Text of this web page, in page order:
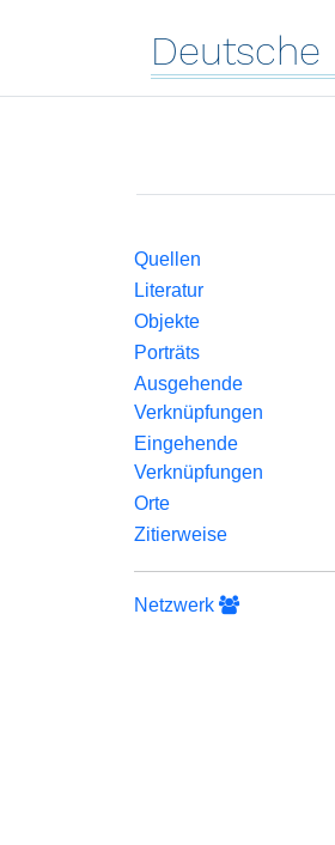
Deutsche
Quellen
Literatur
Objekte
Porträts
Ausgehende
Verknüpfungen
Eingehende
Verknüpfungen
Orte
Zitierweise
Netzwerk